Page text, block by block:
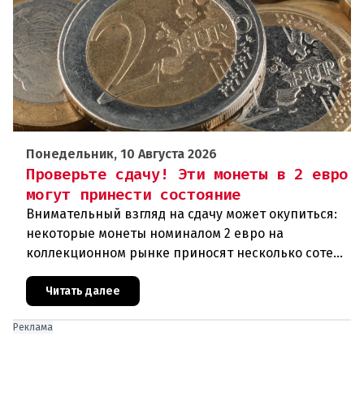
Понедельник, 10 Августа 2026
Проверьте сдачу! Эти монеты в 2 евро
могут принести состояние
Внимательный взгляд на сдачу может окупиться:
некоторые монеты номиналом 2 евро на
коллекционном рынке приносят несколько сотен
сокровище?Большинство монет в 2 ев
Читать далее
Реклама